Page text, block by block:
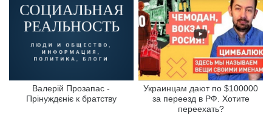
Валерій Прозапас -
Прінуждєніє к братству
Украинцам дают по $100000
за переезд в РФ. Хотите
переехать?